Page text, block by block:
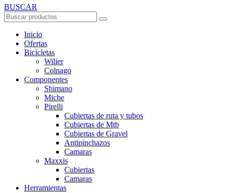
BUSCAR
Inicio
Ofertas
Bicicletas
Wilier
Colnago
Componentes
Shimano
Miche
Pirelli
Cubiertas de ruta y tubos
Cubiertas de Mtb
Cubiertas de Gravel
Antipinchazos
Camaras
Maxxis
Cubiertas
Camaras
Herramientas